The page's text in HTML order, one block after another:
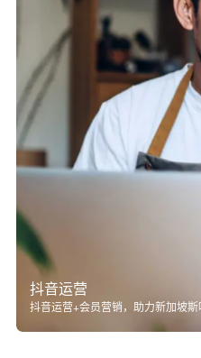
抖音运营
抖音运营+会员营销，助力新加坡